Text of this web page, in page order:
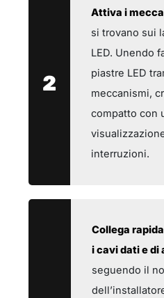
2
Attiva i
si trovano sui
LED. Unendo
piastre LED
meccanismi,
compatto con
interruzioni.
Collega
i cavi dati e di
seguendo il